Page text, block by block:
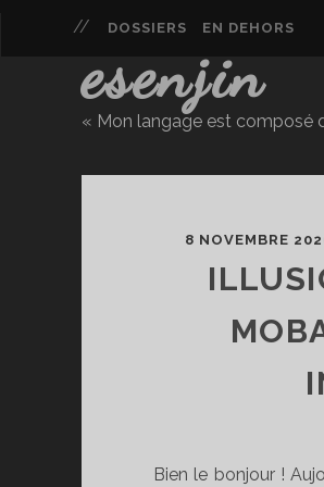
DOSSIERS EN DEHORS
esenjin
« Mon langage est composé
Posts8 NOVEMBRE
Bien le bonjour !